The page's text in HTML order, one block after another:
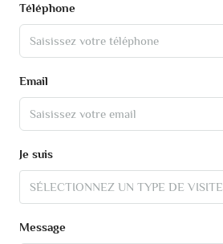
Téléphone
Email
Je suis
SÉLECTIONNEZ UN TYPE DE VISITE
Message